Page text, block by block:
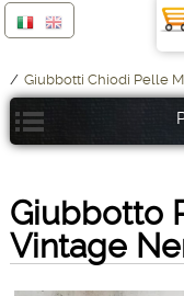
/ Giubbotti Chiodi Pelle
Giubbotto
Vintage